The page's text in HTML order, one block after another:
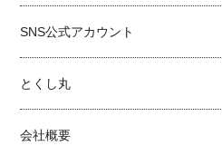
SNS公式アカウント
とくし丸
会社概要